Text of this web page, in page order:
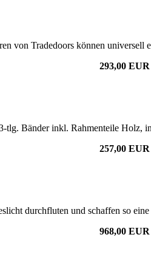
von Tradedoors können universell
293,00 EUR
tlg. Bänder inkl. Rahmenteile
257,00 EUR
durchfluten und schaffen so
968,00 EUR